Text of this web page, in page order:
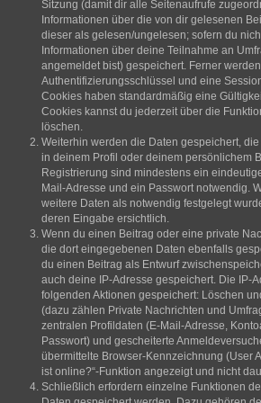
Sitzung (damit dir alle Seitenaufrufe
Informationen über die von dir gelesenen
dieser als gelesen/ungelesen; sofern du
Informationen über deine Teilnahme an
angemeldet bist) gespeichert. Ferner
Authentifizierungsschlüssel und eine
Cookies haben standardmäßig eine
Cookies kannst du jederzeit über die
löschen.
Weiterhin werden die Daten gespeichert,
in deinem Profil oder deinem persönlichem
Registrierung sind mindestens ein
Mail-Adresse und ein Passwort notwendig.
weitere Daten als notwendig festgelegt
deren Eingabe ersichtlich.
Wenn du einen Beitrag oder eine private
die dort eingegebenen Daten ebenfalls
du einen Beitrag als Entwurf
auch deine IP-Adresse gespeichert. Die IP-
folgenden Aktionen gespeichert: Löschen
(dazu zählen Private Nachrichten und
zentralen Profildaten (E-Mail-Adresse,
Passwort) und gescheiterte
übermittelte Browser-Kennzeichnung (User
ist online?“-Funktion angezeigt und nicht
Schließlich erfordern einzelne Funktionen